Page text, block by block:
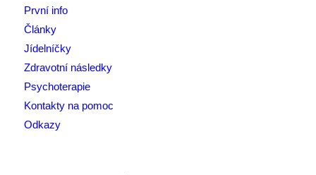
První info
Články
Jídelníčky
Zdravotní následky
Psychoterapie
Kontakty na pomoc
Odkazy